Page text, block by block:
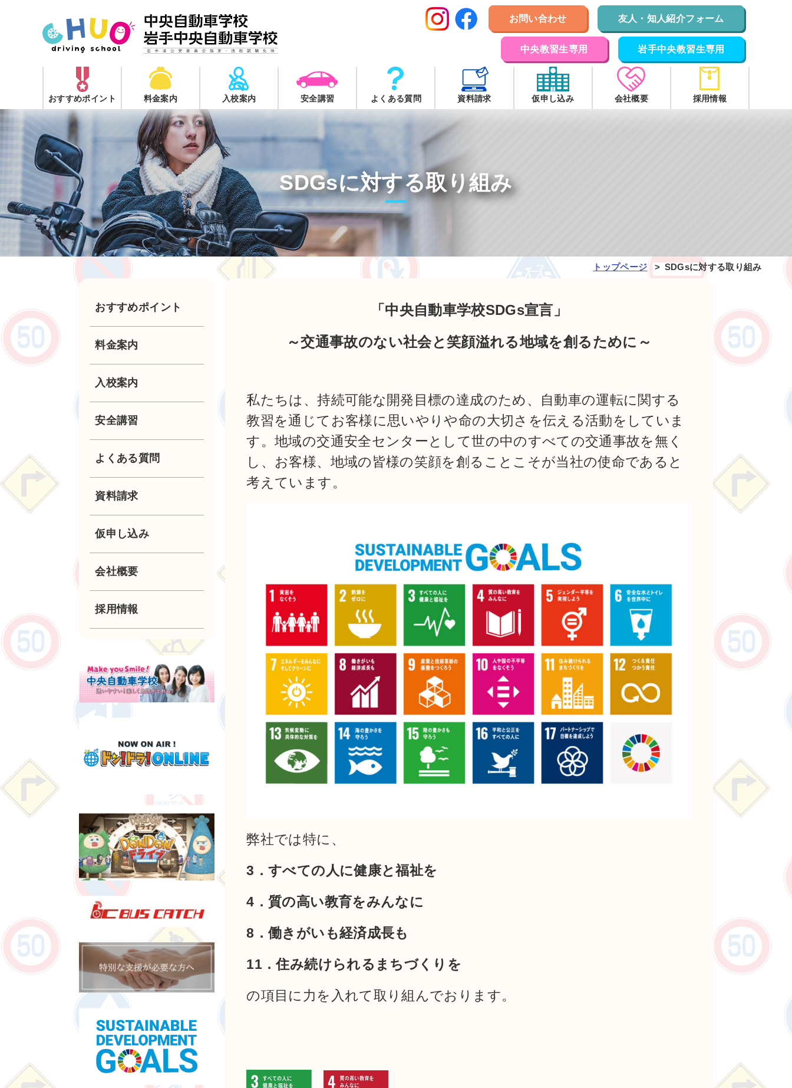
お問い合わせ 友人・知人紹介フォーム
中央教習生専用 岩手中央教習生専用
おすすめポイント 料金案内 入校案内 安全講習 よくある質問 資料請求 仮申し込み 会社概要 採用情報
SDGsに対する取り組み
トップページ SDGsに対する取り組み
おすすめポイント
料金案内
入校案内
普通自動車
第二種普通自動車
大型自動二輪
準中型自動車
大型特殊自動車
安全講習
高齢者講習
ペーパードライバー
講習
安全運転講習・企業
講習
よくある質問
資料請求
仮申し込み
会社概要
採用情報
「中央自動車学校SDGs宣言」
～交通事故のない社会と笑顔溢れる地域を創るために～
私たちは、持続可能な開発目標の達成のため、自動車の運転に関する
教習を通じてお客様に思いやりや命の大切さを伝える活動をしていま
す。地域の交通安全センターとして世の中のすべての交通事故を無く
し、お客様、地域の皆様の笑顔を創ることこそが当社の使命であると
考えています。
弊社では特に、
3．すべての人に健康と福祉を
4．質の高い教育をみんなに
8．働きがいも経済成長も
11．住み続けられるまちづくりを
の項目に力を入れて取り組んでおります。